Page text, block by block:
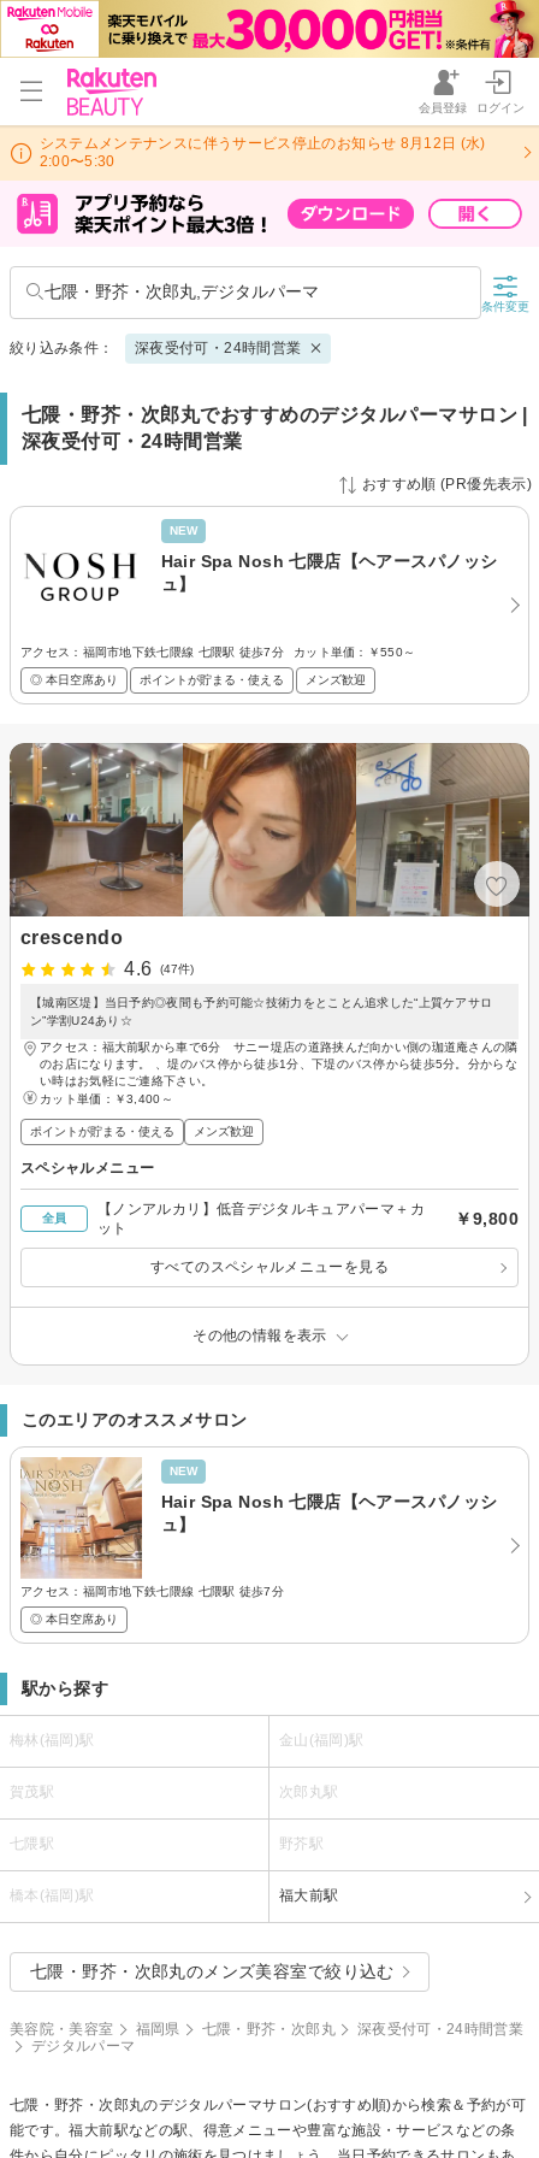
会員登録 ログイン
システムメンテナンスに伴うサービス停止のお知らせ 8月12日 (水)
2:00〜5:30
七隈・野芥・次郎丸,デジタルパーマ
条件変更
絞り込み条件： 深夜受付可・24時間営業
七隈・野芥・次郎丸でおすすめのデジタルパーマサロン |
深夜受付可・24時間営業
おすすめ順 (PR優先表示)
NEW
Hair Spa Nosh 七隈店【ヘアースパノッシ
ュ】
アクセス：福岡市地下鉄七隈線 七隈駅 徒歩7分 カット単価： ￥550～
◎ 本日空席あり ポイントが貯まる・使える メンズ歓迎
crescendo
4.6
(47件)
【城南区堤】当日予約◎夜間も予約可能☆技術力をとことん追求した“上質ケアサロ
ン”学割U24あり☆
アクセス：福大前駅から車で6分 サニー堤店の道路挟んだ向かい側の珈道庵さんの隣
のお店になります。 、堤のバス停から徒歩1分、下堤のバス停から徒歩5分。分からな
い時はお気軽にご連絡下さい。
カット単価： ￥3,400～
ポイントが貯まる・使える メンズ歓迎
スペシャルメニュー
全員
【ノンアルカリ】低音デジタルキュアパーマ＋カ
ット
￥9,800
すべてのスペシャルメニューを見る
その他の情報を表示
このエリアのオススメサロン
NEW
Hair Spa Nosh 七隈店【ヘアースパノッシ
ュ】
アクセス：福岡市地下鉄七隈線 七隈駅 徒歩7分
◎ 本日空席あり
駅から探す
梅林(福岡)駅 金山(福岡)駅
賀茂駅 次郎丸駅
七隈駅 野芥駅
橋本(福岡)駅 福大前駅
七隈・野芥・次郎丸のメンズ美容室で絞り込む
美容院・美容室 福岡県 七隈・野芥・次郎丸
深夜受付可・24時間営業
デジタルパーマ
七隈・野芥・次郎丸のデジタルパーマサロン(おすすめ順)から検索＆予約が可
能です。福大前駅などの駅、得意メニューや豊富な施設・サービスなどの条